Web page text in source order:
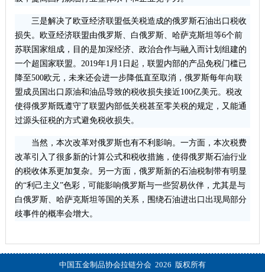
三是解决了欧亚经济联盟低关税造成的俄罗斯石油出口税收
损失。欧亚经济联盟由俄罗斯、白俄罗斯、哈萨克斯坦等6个前
苏联国家组成，目的是加深经济、政治合作与融入而计划组建的
一个超国家联盟。2019年1月1日起，联盟内部的产品免税门槛已
降至500欧元，未来还会进一步降低直至取消，俄罗斯每年向联
盟成员国出口原油和油品导致的税收损失接近100亿美元。税改
使得俄罗斯既遵守了联盟内部低关税甚至零关税的规定，又能通
过源头征税的方式避免税收损失。
当然，本次改革对俄罗斯也有不利影响。一方面，本次税费
改革引入了很多新的计算公式和税收措施，使得俄罗斯石油行业
的税收体系更加复杂。另一方面，俄罗斯新的石油税制带有明显
的“利己主义”色彩，可能影响俄罗斯与一些贸易伙伴，尤其是与
白俄罗斯、哈萨克斯坦等国的关系，围绕石油进出口出现局部分
歧事件的概率会增大。
中国五金制品协会拉链分会 2026 版权所有